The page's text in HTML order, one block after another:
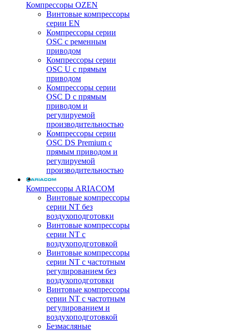
Компрессоры OZEN
Винтовые компрессоры
серии EN
Компрессоры серии
OSC с ременным
приводом
Компрессоры серии
OSC U с прямым
приводом
Компрессоры серии
OSC D с прямым
приводом и
регулируемой
производительностью
Компрессоры серии
OSC DS Premium с
прямым приводом и
регулируемой
производительностью
Компрессоры ARIACOM
Винтовые компрессоры
серии NT без
воздухоподготовки
Винтовые компрессоры
серии NT c
воздухоподготовкой
Винтовые компрессоры
серии NT с частотным
регулированием без
воздухоподготовки
Винтовые компрессоры
серии NT с частотным
регулированием и
воздухоподготовкой
Безмасляные